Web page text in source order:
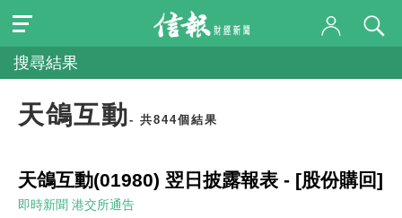
搜尋結果
天鴿互動- 共844個結果
天鴿互動(01980) 翌日披露報表 - [股份購回]
即時新聞 港交所通告